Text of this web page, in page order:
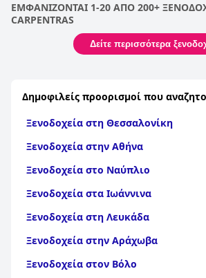
ΕΜΦΑΝΙΖΟΝΤΑΙ 1-20 ΑΠΟ 200+
CARPENTRAS
Δείτε περισσότερα
Δημοφιλείς προορισμοί που
Ξενοδοχεία στη Θεσσαλονίκη
Ξενοδοχεία στην Αθήνα
Ξενοδοχεία στο Ναύπλιο
Ξενοδοχεία στα Ιωάννινα
Ξενοδοχεία στη Λευκάδα
Ξενοδοχεία στην Αράχωβα
Ξενοδοχεία στον Βόλο